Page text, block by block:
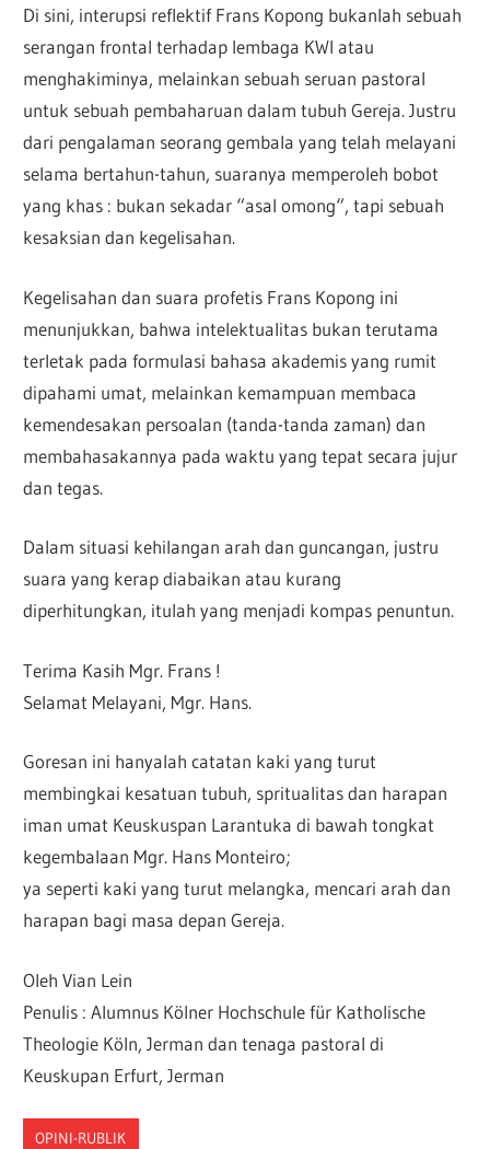
Di sini, interupsi reflektif Frans Kopong bukanlah sebuah
serangan frontal terhadap lembaga KWI atau
menghakiminya, melainkan sebuah seruan pastoral
untuk sebuah pembaharuan dalam tubuh Gereja. Justru
dari pengalaman seorang gembala yang telah melayani
selama bertahun-tahun, suaranya memperoleh bobot
yang khas : bukan sekadar “asal omong“, tapi sebuah
kesaksian dan kegelisahan.
Kegelisahan dan suara profetis Frans Kopong ini
menunjukkan, bahwa intelektualitas bukan terutama
terletak pada formulasi bahasa akademis yang rumit
dipahami umat, melainkan kemampuan membaca
kemendesakan persoalan (tanda-tanda zaman) dan
membahasakannya pada waktu yang tepat secara jujur
dan tegas.
Dalam situasi kehilangan arah dan guncangan, justru
suara yang kerap diabaikan atau kurang
diperhitungkan, itulah yang menjadi kompas penuntun.
Terima Kasih Mgr. Frans !
Selamat Melayani, Mgr. Hans.
Goresan ini hanyalah catatan kaki yang turut
membingkai kesatuan tubuh, spritualitas dan harapan
iman umat Keuskuspan Larantuka di bawah tongkat
kegembalaan Mgr. Hans Monteiro;
ya seperti kaki yang turut melangka, mencari arah dan
harapan bagi masa depan Gereja.
Oleh Vian Lein
Penulis : Alumnus Kölner Hochschule für Katholische
Theologie Köln, Jerman dan tenaga pastoral di
Keuskupan Erfurt, Jerman
OPINI-RUBLIK